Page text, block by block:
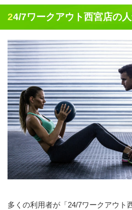
24/7ワークアウト西宮店の
多くの利用者が「24/7ワークアウト